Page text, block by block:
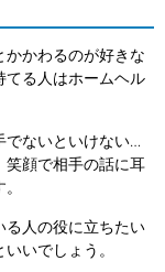
かかわるのが好きな
てる人はホームヘル
でないといけない…
笑顔で相手の話に耳
る人の役に立ちたい
いでしょう。